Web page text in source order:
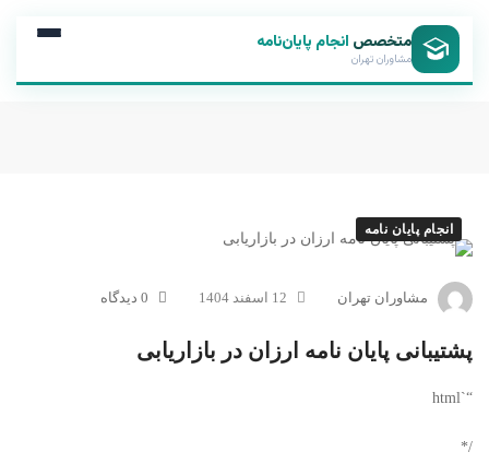
متخصص انجام پایان‌نامه
مشاوران تهران
انجام پایان نامه
مشاوران تهران 12 اسفند 1404 0 دیدگاه
پشتیبانی پایان نامه ارزان در بازاریابی
“`html
/*